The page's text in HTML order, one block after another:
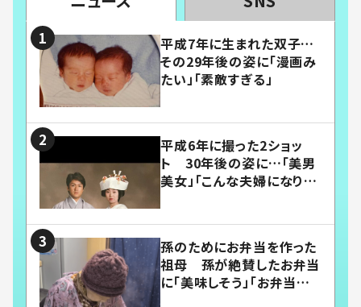
平成7年に生まれた双子…
その29年後の姿に「漫画み
たい」「素敵すぎる」
平成6年に撮った2ショッ
ト 30年後の姿に…「美男
美女」「こんな夫婦になりた
孫のためにお弁当を作った
祖母 孫が絶賛したお弁当
に「美味しそう」「お弁当すご